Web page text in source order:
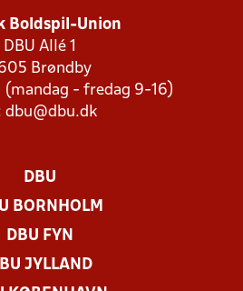
Boldspil-Union
DBU Allé 1
Brøndby
(mandag - fredag 9-16)
dbu@dbu.dk
DBU
BORNHOLM
DBU FYN
JYLLAND